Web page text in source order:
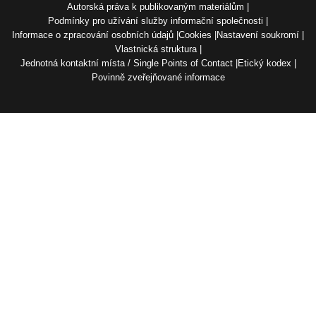
Autorská práva k publikovaným materiálům
Podmínky pro užívání služby informační společnosti
Informace o zpracování osobních údajů Cookies Nastavení soukromí
Vlastnická struktura
Jednotná kontaktní místa / Single Points of Contact Etický kodex
Povinně zveřejňované informace